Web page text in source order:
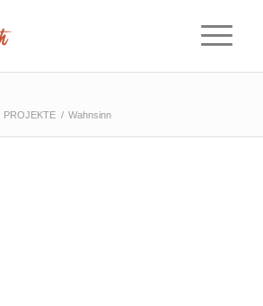
PROJEKTE / Wahnsinn